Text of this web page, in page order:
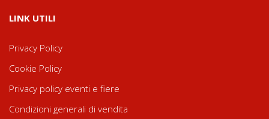
LINK UTILI
Privacy Policy
Cookie Policy
Privacy policy eventi e fiere
Condizioni generali di vendita